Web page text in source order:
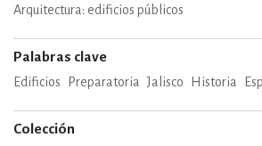
Arquitectura: edificios públicos
Palabras clave
Edificios Preparatoria Jalisco Historia
Colección